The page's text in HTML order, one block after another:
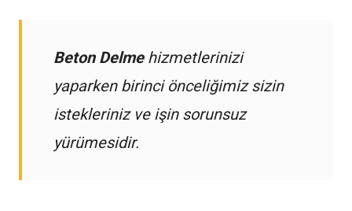
Beton Delmehizmetlerinizi
yaparken birinci önceliğimiz sizin
istekleriniz ve işin sorunsuz
yürümesidir.